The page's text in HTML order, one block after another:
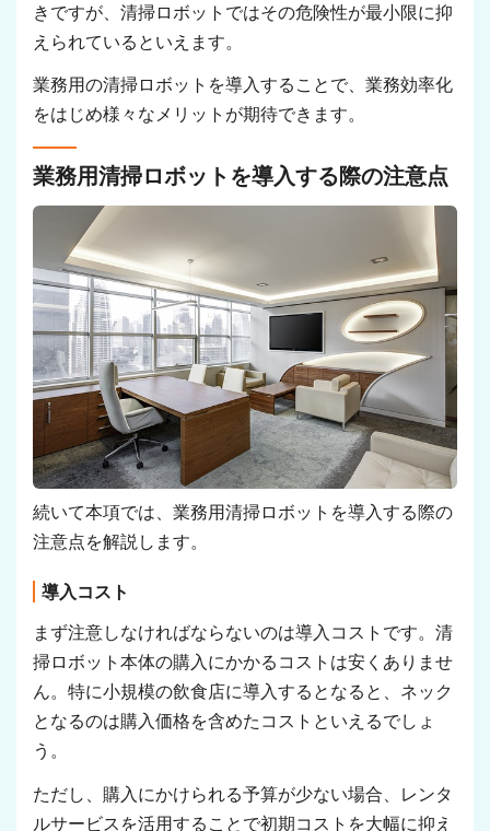
きですが、清掃ロボットではその危険性が最小限に抑
えられているといえます。
業務用の清掃ロボットを導入することで、業務効率化
をはじめ様々なメリットが期待できます。
業務用清掃ロボットを導入する際の注意点
続いて本項では、業務用清掃ロボットを導入する際の
注意点を解説します。
導入コスト
まず注意しなければならないのは導入コストです。清
掃ロボット本体の購入にかかるコストは安くありませ
ん。特に小規模の飲食店に導入するとなると、ネック
となるのは購入価格を含めたコストといえるでしょ
う。
ただし、購入にかけられる予算が少ない場合、レンタ
ルサービスを活用することで初期コストを大幅に抑え